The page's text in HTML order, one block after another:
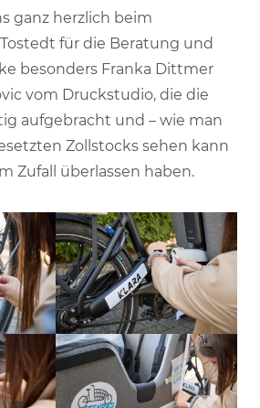
ganz herzlich beim
für die Beratung und
besonders Franka Dittmer
vom Druckstudio, die die
aufgebracht und – wie man
Zollstocks sehen kann
Zufall überlassen haben.